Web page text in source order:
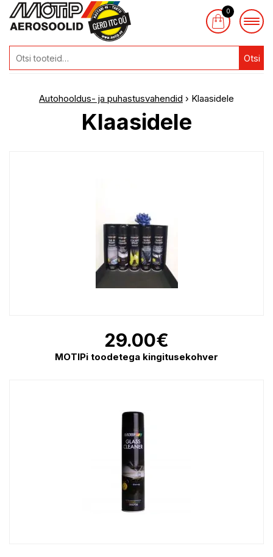
Otsi
0
Autohooldus- ja puhastusvahendid › Klaasidele
Klaasidele
29.00€
MOTIPi toodetega kingitusekohver